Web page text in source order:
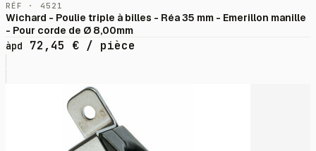
RÉF · 4521
Wichard - Poulie triple à billes - Réa 35 mm - Emerillon manille
- Pour corde de Ø 8,00mm
àpd
72,45 € / pièce